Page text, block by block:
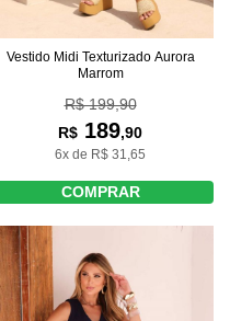
Vestido Midi Texturizado Aurora
Marrom
R$ 199,90
R$ 189,90
6x de R$ 31,65
COMPRAR